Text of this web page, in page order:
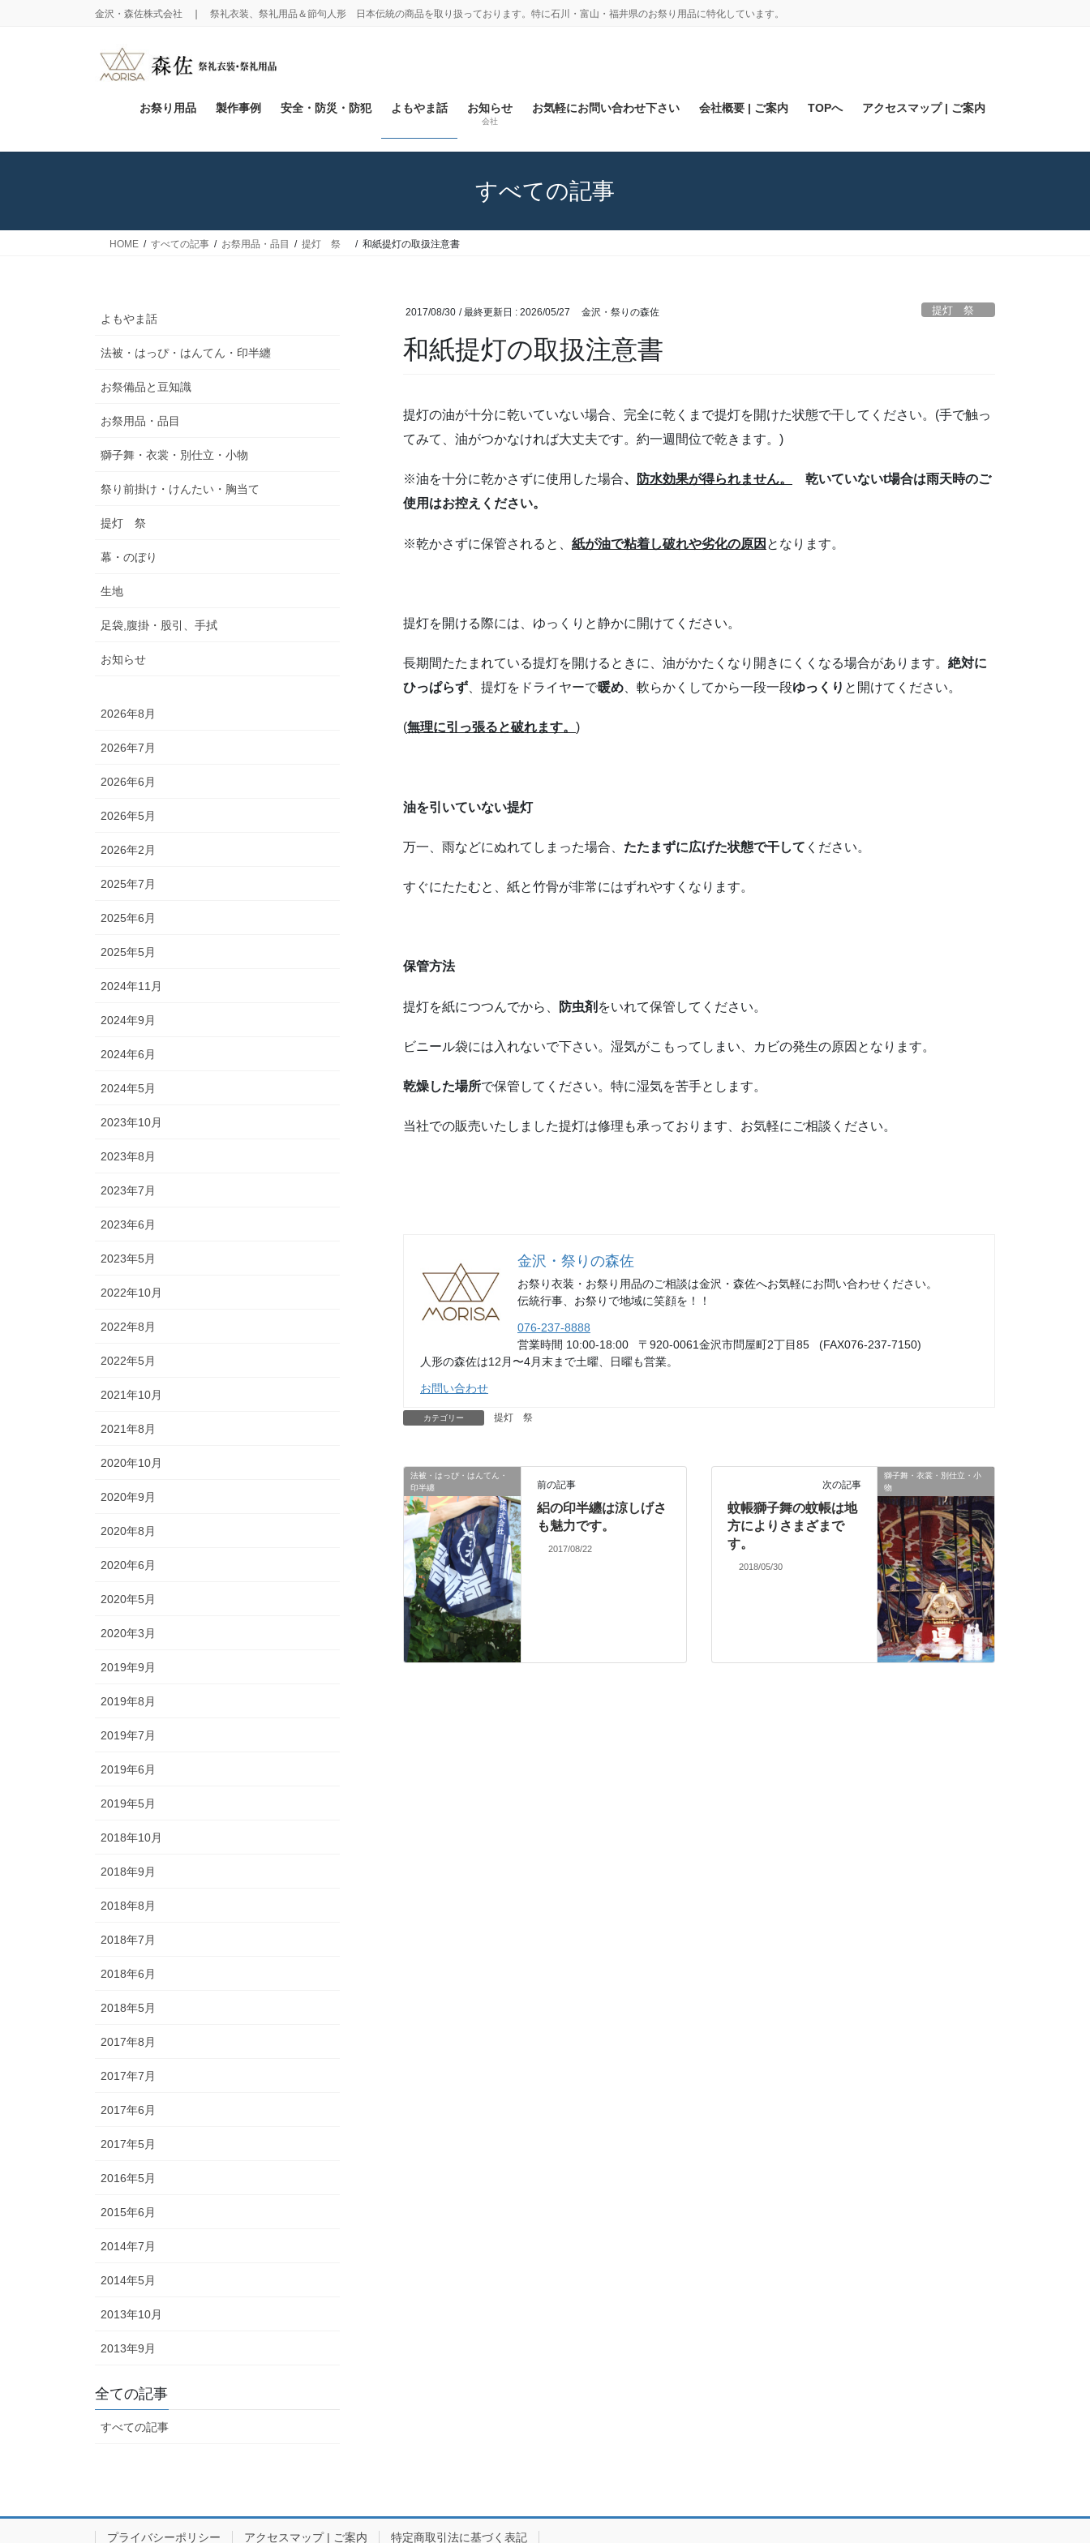
金沢・森佐株式会社 ❘ 祭礼衣装、祭礼用品＆節句人形 日本伝統の商品を取り扱っております。特に石川・富山・福井県のお祭り用品に特化しています。
お祭り用品 製作事例 安全・防災・防犯 よもやま話 お知らせ
会社
お気軽にお問い合わせ下さい 会社概要 | ご案内 TOPへ アクセスマップ | ご案内
すべての記事
HOME すべての記事 お祭用品・品目 提灯 祭 和紙提灯の取扱注意書
2017/08/30 / 最終更新日 : 2026/05/27 金沢・祭りの森佐 提灯 祭
和紙提灯の取扱注意書
提灯の油が十分に乾いていない場合、完全に乾くまで提灯を開けた状態で干してください。(手で触っ
てみて、油がつかなければ大丈夫です。約一週間位で乾きます。)
※油を十分に乾かさずに使用した場合、 防水効果が得られません。
乾いていないt場合は雨天時のご
使用はお控えください。
※乾かさずに保管されると、 紙が油で粘着し破れや劣化の原因 となります。
提灯を開ける際には、ゆっくりと静かに開けてください。
長期間たたまれている提灯を開けるときに、油がかたくなり開きにくくなる場合があります。 絶対に
ひっぱらず 、提灯をドライヤーで暖め 、軟らかくしてから一段一段ゆっくり と開けてください。
(無理に引っ張ると破れます。 )
油を引いていない提灯
万一、雨などにぬれてしまった場合、 たたまずに広げた状態で干して ください。
すぐにたたむと、紙と竹骨が非常にはずれやすくなります。
保管方法
提灯を紙につつんでから、 防虫剤 をいれて保管してください。
ビニール袋には入れないで下さい。湿気がこもってしまい、カビの発生の原因となります。
乾燥した場所で保管してください。特に湿気を苦手とします。
当社での販売いたしました提灯は修理も承っております、お気軽にご相談ください。
金沢・祭りの森佐
お祭り衣装・お祭り用品のご相談は金沢・森佐へお気軽にお問い合わせください。
伝統行事、お祭りで地域に笑顔を！！
076-237-8888
営業時間 10:00-18:00 〒920-0061金沢市問屋町2丁目85 (FAX076-237-7150)
人形の森佐は12月〜4月末まで土曜、日曜も営業。
お問い合わせ
カテゴリー 提灯 祭
法被・はっぴ・はんてん・
印半纏
前の記事
絽の印半纏は涼しげさ
も魅力です。
2017/08/22
獅子舞・衣裳・別仕立・小
物
次の記事
蚊帳獅子舞の蚊帳は地
方によりさまざまで
す。
2018/05/30
よもやま話
法被・はっぴ・はんてん・印半纏
お祭備品と豆知識
お祭用品・品目
獅子舞・衣裳・別仕立・小物
祭り前掛け・けんたい・胸当て
提灯 祭
幕・のぼり
生地
足袋,腹掛・股引、手拭
お知らせ
2026年8月
2026年7月
2026年6月
2026年5月
2026年2月
2025年7月
2025年6月
2025年5月
2024年11月
2024年9月
2024年6月
2024年5月
2023年10月
2023年8月
2023年7月
2023年6月
2023年5月
2022年10月
2022年8月
2022年5月
2021年10月
2021年8月
2020年10月
2020年9月
2020年8月
2020年6月
2020年5月
2020年3月
2019年9月
2019年8月
2019年7月
2019年6月
2019年5月
2018年10月
2018年9月
2018年8月
2018年7月
2018年6月
2018年5月
2017年8月
2017年7月
2017年6月
2017年5月
2016年5月
2015年6月
2014年7月
2014年5月
2013年10月
2013年9月
全ての記事
すべての記事
プライバシーポリシー アクセスマップ | ご案内 特定商取引法に基づく表記